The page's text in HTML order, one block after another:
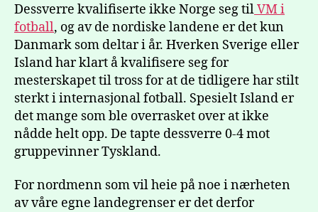
Dessverre kvalifiserte ikke Norge seg tilVM i
fotball, og av de nordiske landene er det kun
Danmark som deltar i år. Hverken Sverige eller
Island har klart å kvalifisere seg for
mesterskapet til tross for at de tidligere har stilt
sterkt i internasjonal fotball. Spesielt Island er
det mange som ble overrasket over at ikke
nådde helt opp. De tapte dessverre 0-4 mot
gruppevinner Tyskland.
For nordmenn som vil heie på noe i nærheten
av våre egne landegrenser er det derfor